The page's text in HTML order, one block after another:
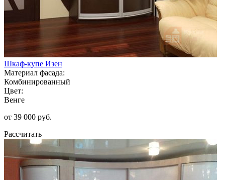
Шкаф-купе Изен
Материал фасада:
Комбинированный
Цвет:
Венге
от 39 000 руб.
Рассчитать